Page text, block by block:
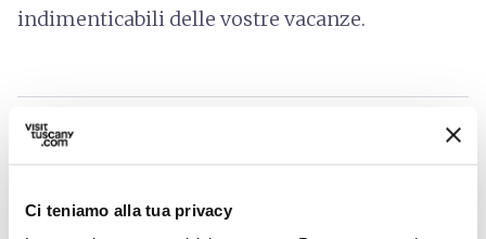
Ci teniamo alla tua privacy
indimenticabili delle vostre vacanze.
info